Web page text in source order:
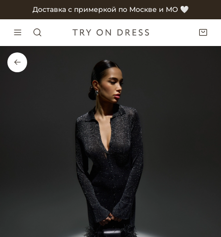
Доставка с примеркой по Москве и МО 🤍